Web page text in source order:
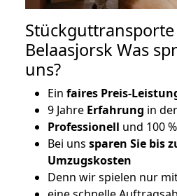
Stückguttransporte
Belaasjorsk Was
uns?
Ein faires Preis-
9 Jahre Erfahrung in
Professionell und 100
Bei uns sparen Sie bis
Umzugskosten
Denn wir spielen nur